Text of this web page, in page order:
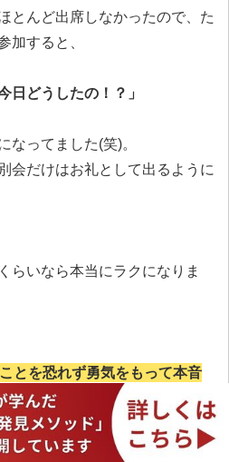
とんど出席しなかったので、た
加すると、
日どうしたの！？」
なってました(笑)。
会だけはお礼として出るように
らいなら本当にラクになりま
とを恐れず勇気をもって本音
とができる
のです。